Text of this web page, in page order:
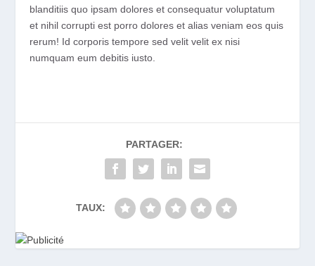
blanditiis quo ipsam dolores et consequatur voluptatum
et nihil corrupti est porro dolores et alias veniam eos quis
rerum! Id corporis tempore sed velit velit ex nisi
numquam eum debitis iusto.
PARTAGER:
TAUX: